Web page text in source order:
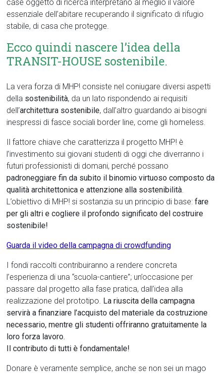
case oggetto di ricerca interpretano al meglio il valore
essenziale dell’abitare recuperando il significato di rifugio
stabile, di casa che protegge.
Ecco quindi nascere l’idea della
TRANSIT-HOUSE sostenibile.
La vera forza di MHP! consiste nel coniugare diversi aspetti
della sostenibilità, da un lato rispondendo ai requisiti
dell’architettura sostenibile, dall’altro guardando ai bisogni
inespressi di fasce sociali border line, come gli homeless.
Il fattore chiave che caratterizza il progetto MHP! è
l’investimento sui giovani studenti di oggi che diverranno i
futuri professionisti di domani, perché possano
padroneggiare fin da subito il binomio virtuoso composto da
qualità architettonica e attenzione alla sostenibilità.
L’obiettivo di MHP! si sostanzia su un principio di base:fare
per gli altri e cogliere il profondo significato del costruire
sostenibile!
Guarda il video della campagna di crowdfunding
I fondi raccolti contribuiranno a rendere concreta
l’esperienza di una “scuola-cantiere”; un’occasione per
passare dal progetto alla fase pratica, dall’idea alla
realizzazione del prototipo. La riuscita della campagna
servirà a finanziare l’acquisto del materiale da costruzione
necessario, mentre gli studenti offriranno gratuitamente la
loro forza lavoro.
Il contributo di tutti è fondamentale!
Donare è veramente semplice, anche se non sei un mago